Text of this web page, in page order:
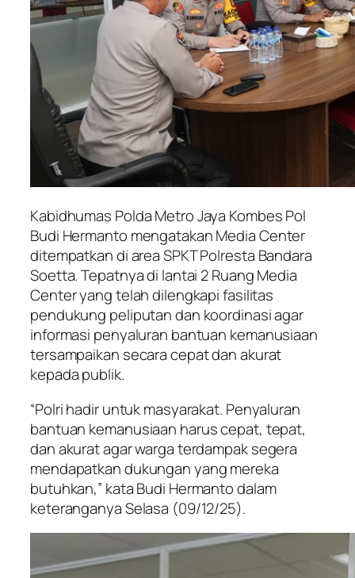
Kabidhumas Polda Metro Jaya Kombes Pol
Budi Hermanto mengatakan Media Center
ditempatkan di area SPKT Polresta Bandara
Soetta. Tepatnya di lantai 2 Ruang Media
Center yang telah dilengkapi fasilitas
pendukung peliputan dan koordinasi agar
informasi penyaluran bantuan kemanusiaan
tersampaikan secara cepat dan akurat
kepada publik.
“Polri hadir untuk masyarakat. Penyaluran
bantuan kemanusiaan harus cepat, tepat,
dan akurat agar warga terdampak segera
mendapatkan dukungan yang mereka
butuhkan,” kata Budi Hermanto dalam
keteranganya Selasa (09/12/25).